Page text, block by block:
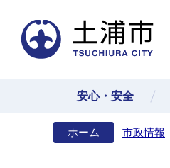
安心・安全
ホーム 市政情報